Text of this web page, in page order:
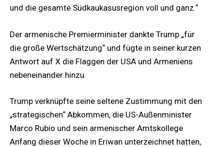
und die gesamte Südkaukasusregion voll und ganz.“
Der armenische Premierminister dankte Trump „für
die große Wertschätzung“ und fügte in seiner kurzen
Antwort auf X die Flaggen der USA und Armeniens
nebeneinander hinzu.
Trump verknüpfte seine seltene Zustimmung mit den
„strategischen“ Abkommen, die US-Außenminister
Marco Rubio und sein armenischer Amtskollege
Anfang dieser Woche in Eriwan unterzeichnet hatten,